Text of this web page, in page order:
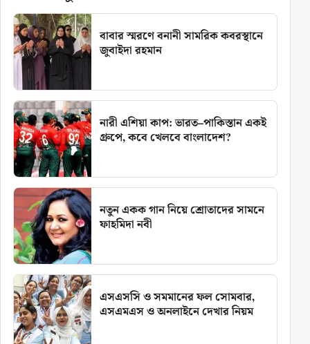
বাবার স্মরণে বনানী সামরিক কবরস্থানে
জুবাইদা রহমান
নারী এশিয়া কাপ: ভারত–পাকিস্তান একই
গ্রুপে, কবে খেলবে বাংলাদেশ?
নতুন একক গান নিয়ে শ্রোতাদের সামনে
ফাহমিদা নবী
এসএসসি ও সমমানের ফল সোমবার,
এসএমএস ও অনলাইনে দেখার নিয়ম